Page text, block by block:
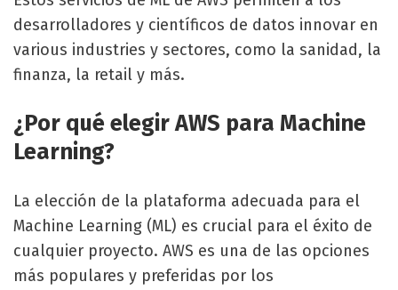
desarrolladores y científicos de datos innovar en
various industries y sectores, como la sanidad, la
finanza, la retail y más.
¿Por qué elegir AWS para Machine
Learning?
La elección de la plataforma adecuada para el
Machine Learning (ML) es crucial para el éxito de
cualquier proyecto. AWS es una de las opciones
más populares y preferidas por los